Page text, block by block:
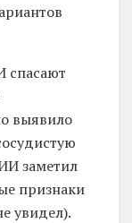
спасают
выявило
заметил
признаки
увидел).